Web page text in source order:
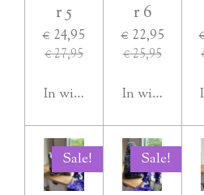
r 5
€ 24,95
€ 27,95
In winkelwagen
r 6
€ 22,95
€ 25,95
In
Sale! Sale!